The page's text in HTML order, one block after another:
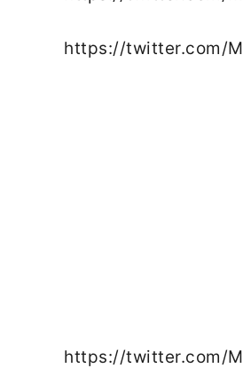
https://twitter.com/
https://twitter.com/